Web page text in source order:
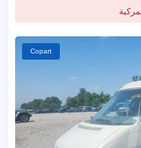
Copart